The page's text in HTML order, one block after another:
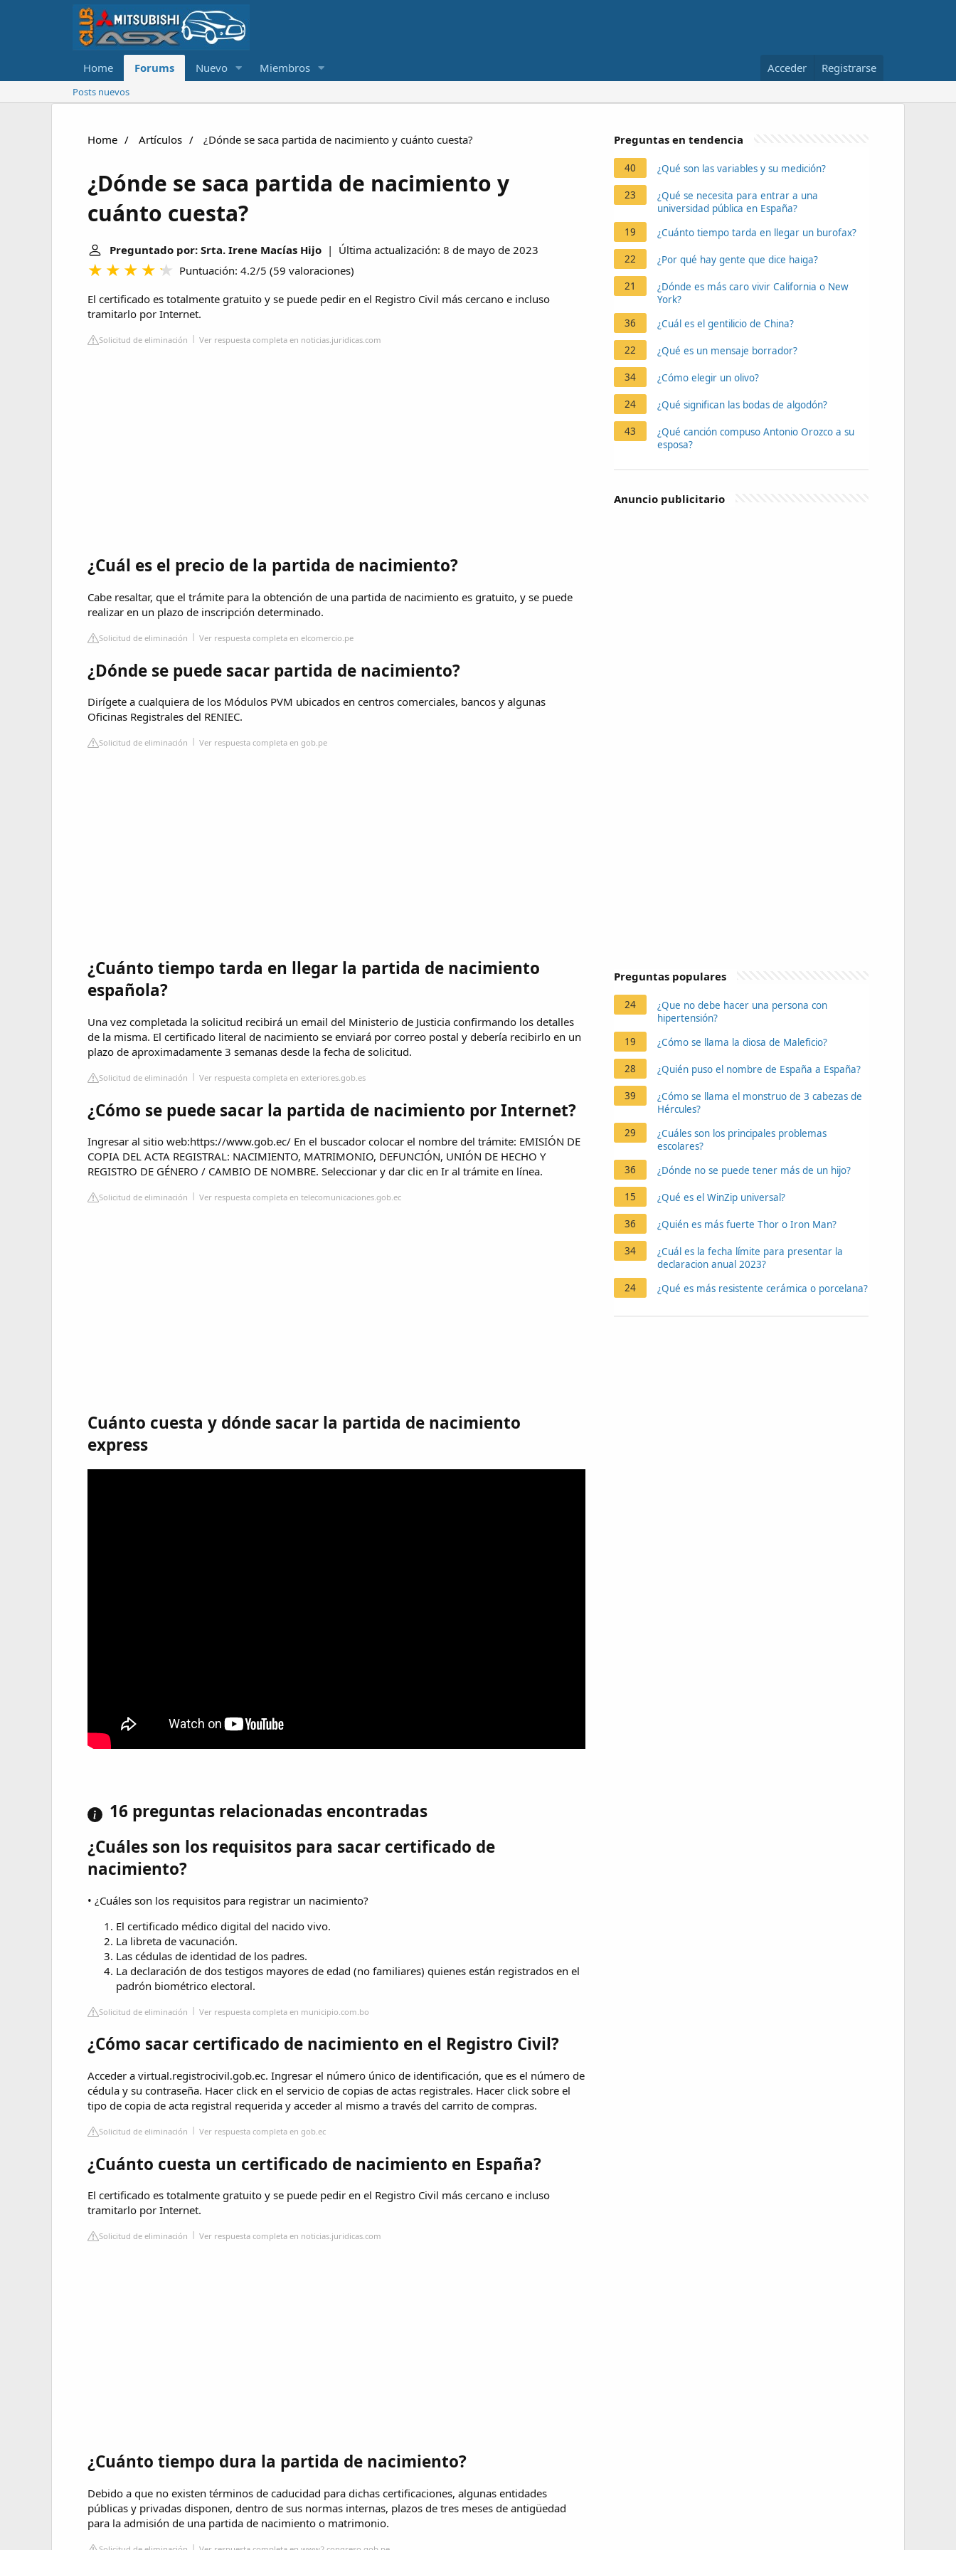
Home Forums Nuevo Miembros Acceder Registrarse
Posts nuevos
Home Artículos ¿Dónde se saca partida de nacimiento y cuánto cuesta?
¿Dónde se saca partida de nacimiento y
cuánto cuesta?
Preguntado por: Srta. Irene Macías Hijo | Última actualización: 8 de mayo de 2023
Puntuación: 4.2/5 (59 valoraciones)
El certificado es totalmente gratuito y se puede pedir en el Registro Civil más cercano e incluso
tramitarlo por Internet.
Solicitud de eliminación Ver respuesta completa en noticias.juridicas.com
¿Cuál es el precio de la partida de nacimiento?
Cabe resaltar, que el trámite para la obtención de una partida de nacimiento es gratuito, y se puede
realizar en un plazo de inscripción determinado.
Solicitud de eliminación Ver respuesta completa en elcomercio.pe
¿Dónde se puede sacar partida de nacimiento?
Dirígete a cualquiera de los Módulos PVM ubicados en centros comerciales, bancos y algunas
Oficinas Registrales del RENIEC.
Solicitud de eliminación Ver respuesta completa en gob.pe
¿Cuánto tiempo tarda en llegar la partida de nacimiento
española?
Una vez completada la solicitud recibirá un email del Ministerio de Justicia confirmando los detalles
de la misma. El certificado literal de nacimiento se enviará por correo postal y debería recibirlo en un
plazo de aproximadamente 3 semanas desde la fecha de solicitud.
Solicitud de eliminación Ver respuesta completa en exteriores.gob.es
¿Cómo se puede sacar la partida de nacimiento por Internet?
Ingresar al sitio web:https://www.gob.ec/ En el buscador colocar el nombre del trámite: EMISIÓN DE
COPIA DEL ACTA REGISTRAL: NACIMIENTO, MATRIMONIO, DEFUNCIÓN, UNIÓN DE HECHO Y
REGISTRO DE GÉNERO / CAMBIO DE NOMBRE. Seleccionar y dar clic en Ir al trámite en línea.
Solicitud de eliminación Ver respuesta completa en telecomunicaciones.gob.ec
Cuánto cuesta y dónde sacar la partida de nacimiento
express
16 preguntas relacionadas encontradas
¿Cuáles son los requisitos para sacar certificado de
nacimiento?
• ¿Cuáles son los requisitos para registrar un nacimiento?
El certificado médico digital del nacido vivo.
La libreta de vacunación.
Las cédulas de identidad de los padres.
La declaración de dos testigos mayores de edad (no familiares) quienes están registrados en el
padrón biométrico electoral.
Solicitud de eliminación Ver respuesta completa en municipio.com.bo
¿Cómo sacar certificado de nacimiento en el Registro Civil?
Acceder a virtual.registrocivil.gob.ec. Ingresar el número único de identificación, que es el número de
cédula y su contraseña. Hacer click en el servicio de copias de actas registrales. Hacer click sobre el
tipo de copia de acta registral requerida y acceder al mismo a través del carrito de compras.
Solicitud de eliminación Ver respuesta completa en gob.ec
¿Cuánto cuesta un certificado de nacimiento en España?
El certificado es totalmente gratuito y se puede pedir en el Registro Civil más cercano e incluso
tramitarlo por Internet.
Solicitud de eliminación Ver respuesta completa en noticias.juridicas.com
¿Cuánto tiempo dura la partida de nacimiento?
Debido a que no existen términos de caducidad para dichas certificaciones, algunas entidades
públicas y privadas disponen, dentro de sus normas internas, plazos de tres meses de antigüedad
para la admisión de una partida de nacimiento o matrimonio.
Preguntas en tendencia
40 ¿Qué son las variables y su medición?
23
¿Qué se necesita para entrar a una
universidad pública en España?
19
¿Cuánto tiempo tarda en llegar un burofax?
22 ¿Por qué hay gente que dice haiga?
21
¿Dónde es más caro vivir California o New
York?
36
¿Cuál es el gentilicio de China?
22 ¿Qué es un mensaje borrador?
34 ¿Cómo elegir un olivo?
24 ¿Qué significan las bodas de algodón?
43
¿Qué canción compuso Antonio Orozco a su
esposa?
Anuncio publicitario
Preguntas populares
24
¿Que no debe hacer una persona con
hipertensión?
19
¿Cómo se llama la diosa de Maleficio?
28 ¿Quién puso el nombre de España a España?
39
¿Cómo se llama el monstruo de 3 cabezas de
Hércules?
29
¿Cuáles son los principales problemas
escolares?
36
¿Dónde no se puede tener más de un hijo?
15 ¿Qué es el WinZip universal?
36 ¿Quién es más fuerte Thor o Iron Man?
34
¿Cuál es la fecha límite para presentar la
declaracion anual 2023?
24
¿Qué es más resistente cerámica o porcelana?